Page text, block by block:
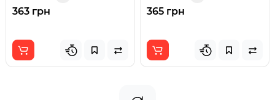
363 грн 365 грн